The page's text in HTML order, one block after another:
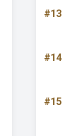
#13
#14
#15